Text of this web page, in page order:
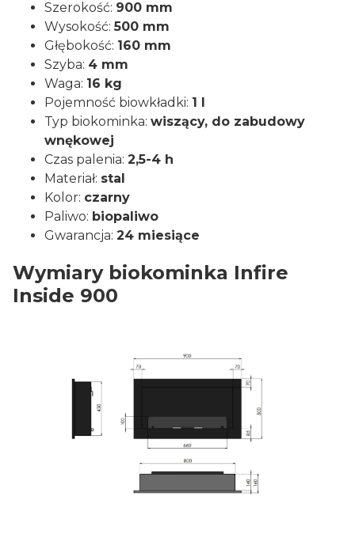
Szerokość: 900 mm
Wysokość:500 mm
Głębokość: 160 mm
Szyba: 4 mm
Waga: 16 kg
Pojemność biowkładki: 1 l
Typ biokominka: wiszący, do zabudowy
wnękowej
Czas palenia: 2,5-4 h
Materiał: stal
Kolor: czarny
Paliwo: biopaliwo
Gwarancja: 24 miesiące
Wymiary biokominka Infire
Inside 900